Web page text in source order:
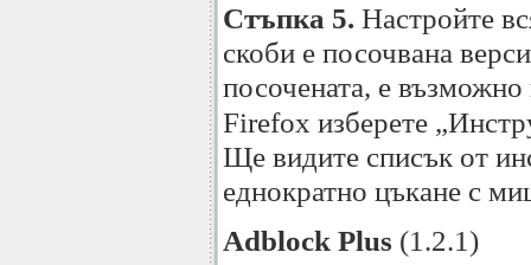
Стъпка 5. Настройте
скоби е посочвана
посочената, е
Firefox изберете
Ще видите списък от
еднократно цъкане с
Adblock Plus (1.2.1)